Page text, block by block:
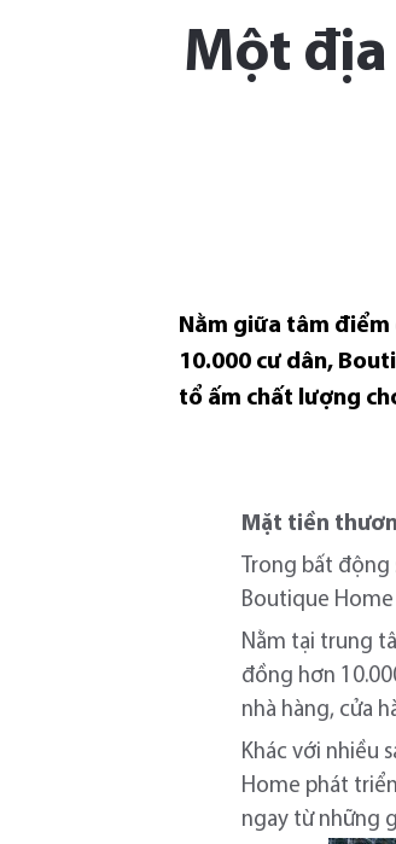
Một
Nằm giữa tâm
10.000 cư dân,
tổ ấm chất lượng
Mặt tiền
Trong bất
Boutique Home
Nằm tại trung
đồng hơn
nhà hàng, cửa
Khác với nhiều
Home phát
ngay từ những